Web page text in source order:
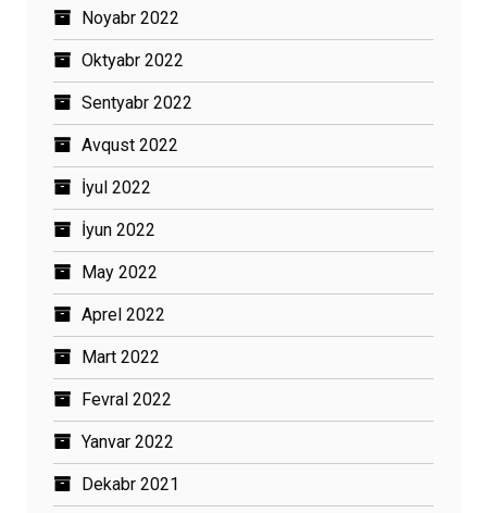
Noyabr 2022
Oktyabr 2022
Sentyabr 2022
Avqust 2022
İyul 2022
İyun 2022
May 2022
Aprel 2022
Mart 2022
Fevral 2022
Yanvar 2022
Dekabr 2021